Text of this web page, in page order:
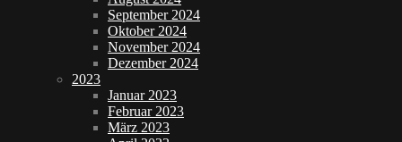
September 2024
Oktober 2024
November 2024
Dezember 2024
2023
Januar 2023
Februar 2023
März 2023